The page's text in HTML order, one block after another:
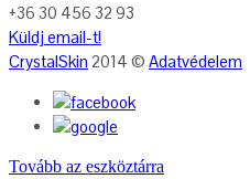
+36 30 456 32 93
Küldj email-t!
CrystalSkin 2014 © Adatvédelem
Tovább az eszköztárra